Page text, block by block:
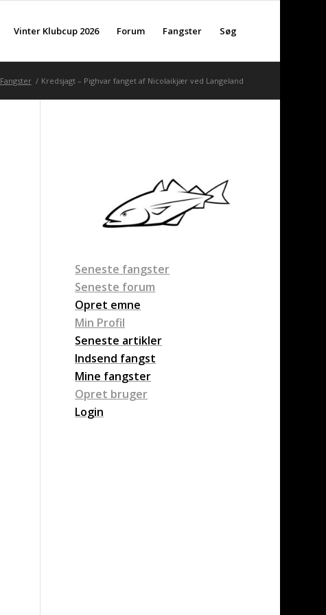
Vinter Klubcup 2026 Forum Fangster Søg
Fangster / Kredsjagt – Pighvar fanget af Nicolaikjær ved Langeland
Seneste fangster
Seneste forum
Opret emne
Min Profil
Seneste artikler
Indsend fangst
Mine fangster
Opret bruger
Login